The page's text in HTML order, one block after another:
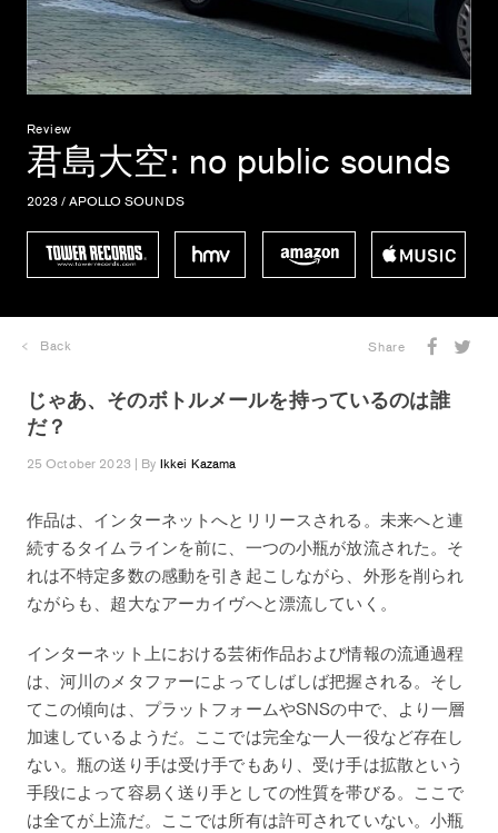
Review
君島大空: no public sounds
2023 / APOLLO SOUNDS
Back Share
じゃあ、そのボトルメールを持っているのは誰
だ？
25 October 2023 | By Ikkei Kazama
作品は、インターネットへとリリースされる。未来へと連
続するタイムラインを前に、一つの小瓶が放流された。そ
れは不特定多数の感動を引き起こしながら、外形を削られ
ながらも、超大なアーカイヴへと漂流していく。
インターネット上における芸術作品および情報の流通過程
は、河川のメタファーによってしばしば把握される。そし
てこの傾向は、プラットフォームやSNSの中で、より一層
加速しているようだ。ここでは完全な一人一役など存在し
ない。瓶の送り手は受け手でもあり、受け手は拡散という
手段によって容易く送り手としての性質を帯びる。ここで
は全てが上流だ。ここでは所有は許可されていない。小瓶